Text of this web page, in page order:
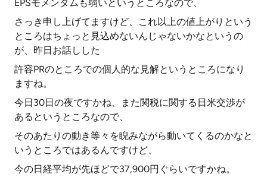
EPSモメンタムも弱いというところなので、
さっき申し上げてますけど、これ以上の値上がりという
ところはちょっと見込めないんじゃないかなというの
が、昨日お話しした
許容PRのところでの個人的な見解というところになり
ますね。
今日30日の夜ですかね、また関税に関する日米交渉が
あるというところなので、
そのあたりの動き等々を睨みながら動いてくるのかなと
いうところではあるんですけど、
今の日経平均が先ほどで37,900円ぐらいですかね。